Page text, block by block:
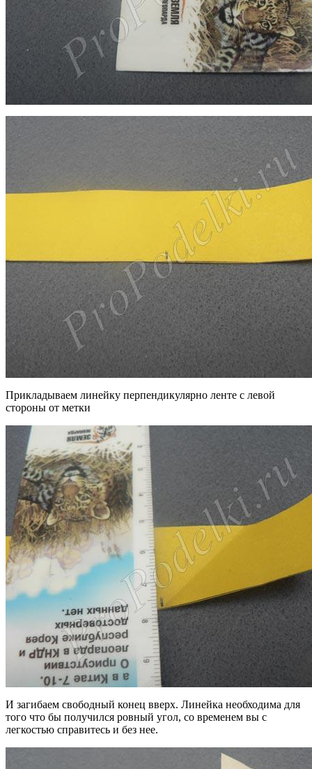
Прикладываем линейку перпендикулярно ленте с левой
стороны от метки
И загибаем свободный конец вверх. Линейка необходима для
того что бы получился ровный угол, со временем вы с
легкостью справитесь и без нее.